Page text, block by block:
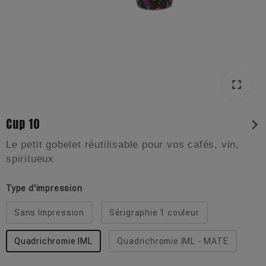
fullscreen
fullscreen
Cup 10 chevron_right
Le petit gobelet réutilisable pour vos cafés, vin,
spiritueux
Type d'impression
Sans Impression Sérigraphie 1 couleur
Quadrichromie IML Quadrichromie IML - MATE